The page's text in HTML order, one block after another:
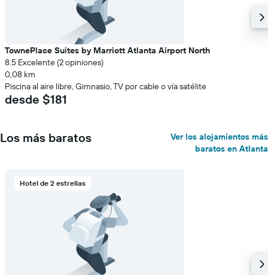
TownePlace Suites by Marriott Atlanta Airport North
8.5 Excelente (2 opiniones)
0,08 km
Piscina al aire libre, Gimnasio, TV por cable o vía satélite
desde $181
Los más baratos
Ver los alojamientos más
baratos en Atlanta
Hotel de 2 estrellas